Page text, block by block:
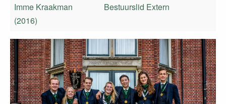
Imme Kraakman
(2016)
Bestuurslid Extern